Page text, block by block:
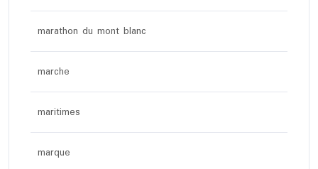
marathon du mont blanc
marche
maritimes
marque